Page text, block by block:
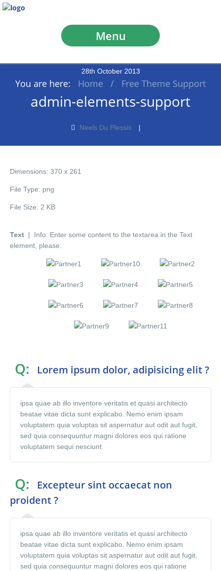
Menu
28th October 2013
You are here: Home / Free Theme Support
admin-elements-support
Neels Du Plessis
Dimensions: 370 x 261
File Type: png
File Size: 2 KB
Text | Info: Enter some content to the textarea in the Text
element, please.
Q: Lorem ipsum dolor, adipisicing elit ?
ipsa quae ab illo inventore veritatis et quasi architecto
beatae vitae dicta sunt explicabo. Nemo enim ipsam
voluptatem quia voluptas sit aspernatur aut odit aut fugit,
sed quia consequuntur magni dolores eos qui ratione
voluptatem sequi nesciunt.
Q:
Excepteur sint occaecat non
proident ?
ipsa quae ab illo inventore veritatis et quasi architecto
beatae vitae dicta sunt explicabo. Nemo enim ipsam
voluptatem quia voluptas sit aspernatur aut odit aut fugit,
sed quia consequuntur magni dolores eos qui ratione